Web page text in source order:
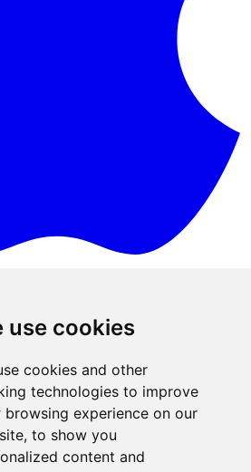
use cookies
cookies and other
technologies to improve
browsing experience on our
to show you
content and